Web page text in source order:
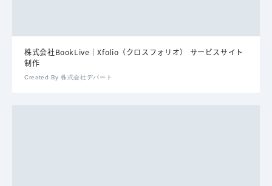
株式会社BookLive｜Xfolio（クロスフォリオ） サービスサイト
制作
Created By 株式会社デパート